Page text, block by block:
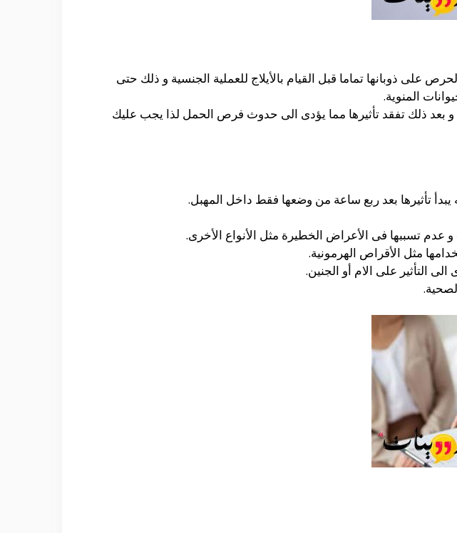
ذوبانها تماما قبل القيام بالأيلاج للعملية الجنسية و ذلك حتى
المنوية.
بعد ذلك تفقد تأثيرها مما يؤدى الى حدوث فرص الحمل لذا يجب عليك
تأثيرها بعد ربع ساعة من وضعها فقط داخل المهبل.
عدم تسببها فى الأعراض الخطيرة مثل الأنواع الأخرى.
مثل الأقراص الهرمونية.
التأثير على الام أو الجنين.